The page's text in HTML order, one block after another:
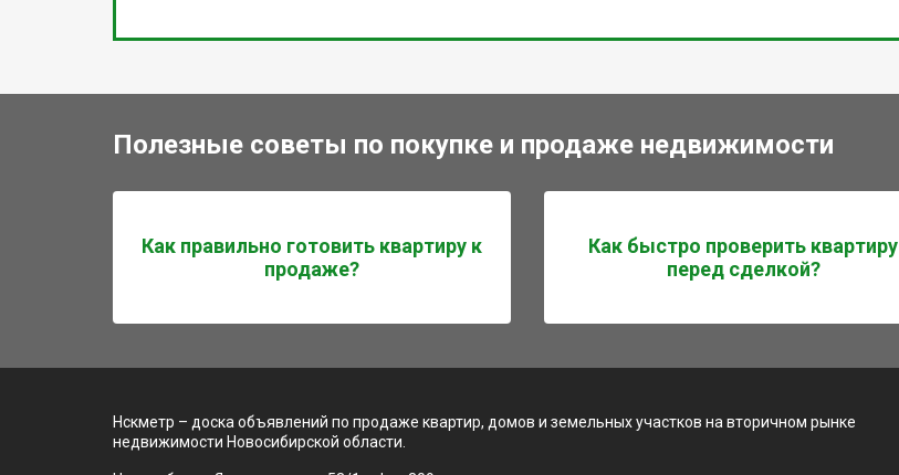
Полезные советы по покупке и продаже недвижимости
Как правильно готовить квартиру к
продаже?
Как быстро проверить квартиру
перед сделкой?
Нскметр – доска объявлений по продаже квартир, домов и земельных участков на вторичном рынке
недвижимости Новосибирской области.